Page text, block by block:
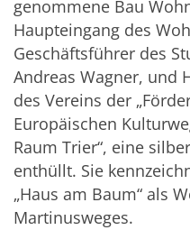
genommene Bau
Haupteingang des
Geschäftsführer des
Andreas Wagner, und
des Vereins der
Europäischen
Raum Trier“, eine
enthüllt. Sie
„Haus am Baum“ als
Martinusweges.